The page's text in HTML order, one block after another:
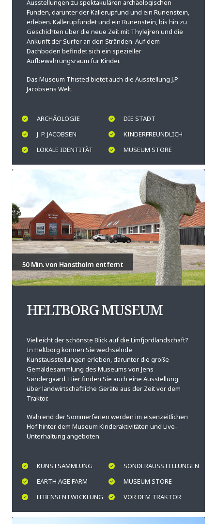
Ausstellungen zu spektakulären archäologischen
Funden, darunter der Kallerupfund und ein Runenstein,
erleben. Kallerupfundet und ein Runenstein, bis hin zu
Geschichten über die neue Zeit mit Thylejren und die
Ankunft der Surfer an den Stränden. Auf dem
Dachboden befindet sich ein spezieller
Aufbewahrungsraum für Kinder.
Das Museum Thisted bietet auch die Ausstellung J.P.
Jacobsens Welt.
ARCHÄOLOGIE
DIE STADT
J. P. JACOBSEN
KINDERFREUNDLICH
LOKALE IDENTITÄT
MUSEUM STORE
50 Min. von Hanstholm entfernt
HELTBORG MUSEUM
Vielleicht der schönste Blick auf die Limfjordlandschaft?
In Heltborg können Sie wechselnde
Kunstausstellungen erleben, darunter die große
Gemäldesammlung des Museums von Jens
Søndergaard. Hier finden Sie auch eine Ausstellung
über landwirtschaftliche Geräte aus der Zeit vor dem
Traktor.
Während der Sommerferien werden im eisenzeitlichen
Hof hinter dem Museum Kinderaktivitäten und Live-
Unterhaltung angeboten.
KUNSTSAMMLUNG
SONDERAUSSTELLUNGEN
EARTH AGE FARM
MUSEUM STORE
LEBENSENTWICKLUNG
VOR DEM TRAKTOR